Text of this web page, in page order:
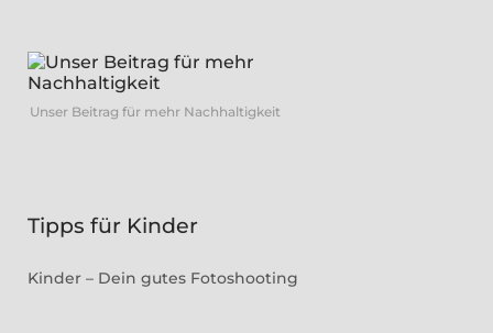
Unser Beitrag für mehr Nachhaltigkeit
Tipps für Kinder
Kinder – Dein gutes Fotoshooting